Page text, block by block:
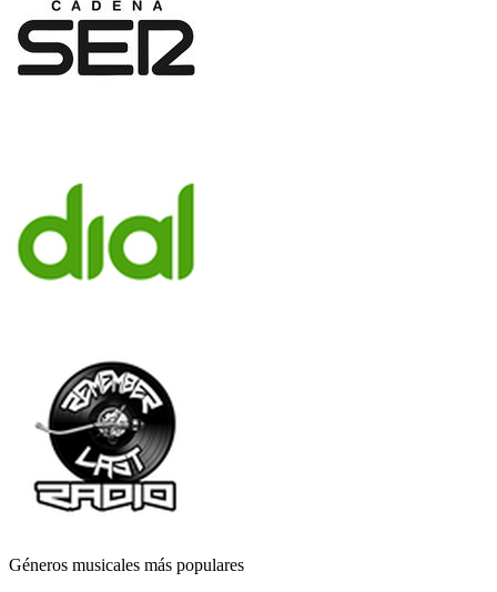
Géneros musicales más populares